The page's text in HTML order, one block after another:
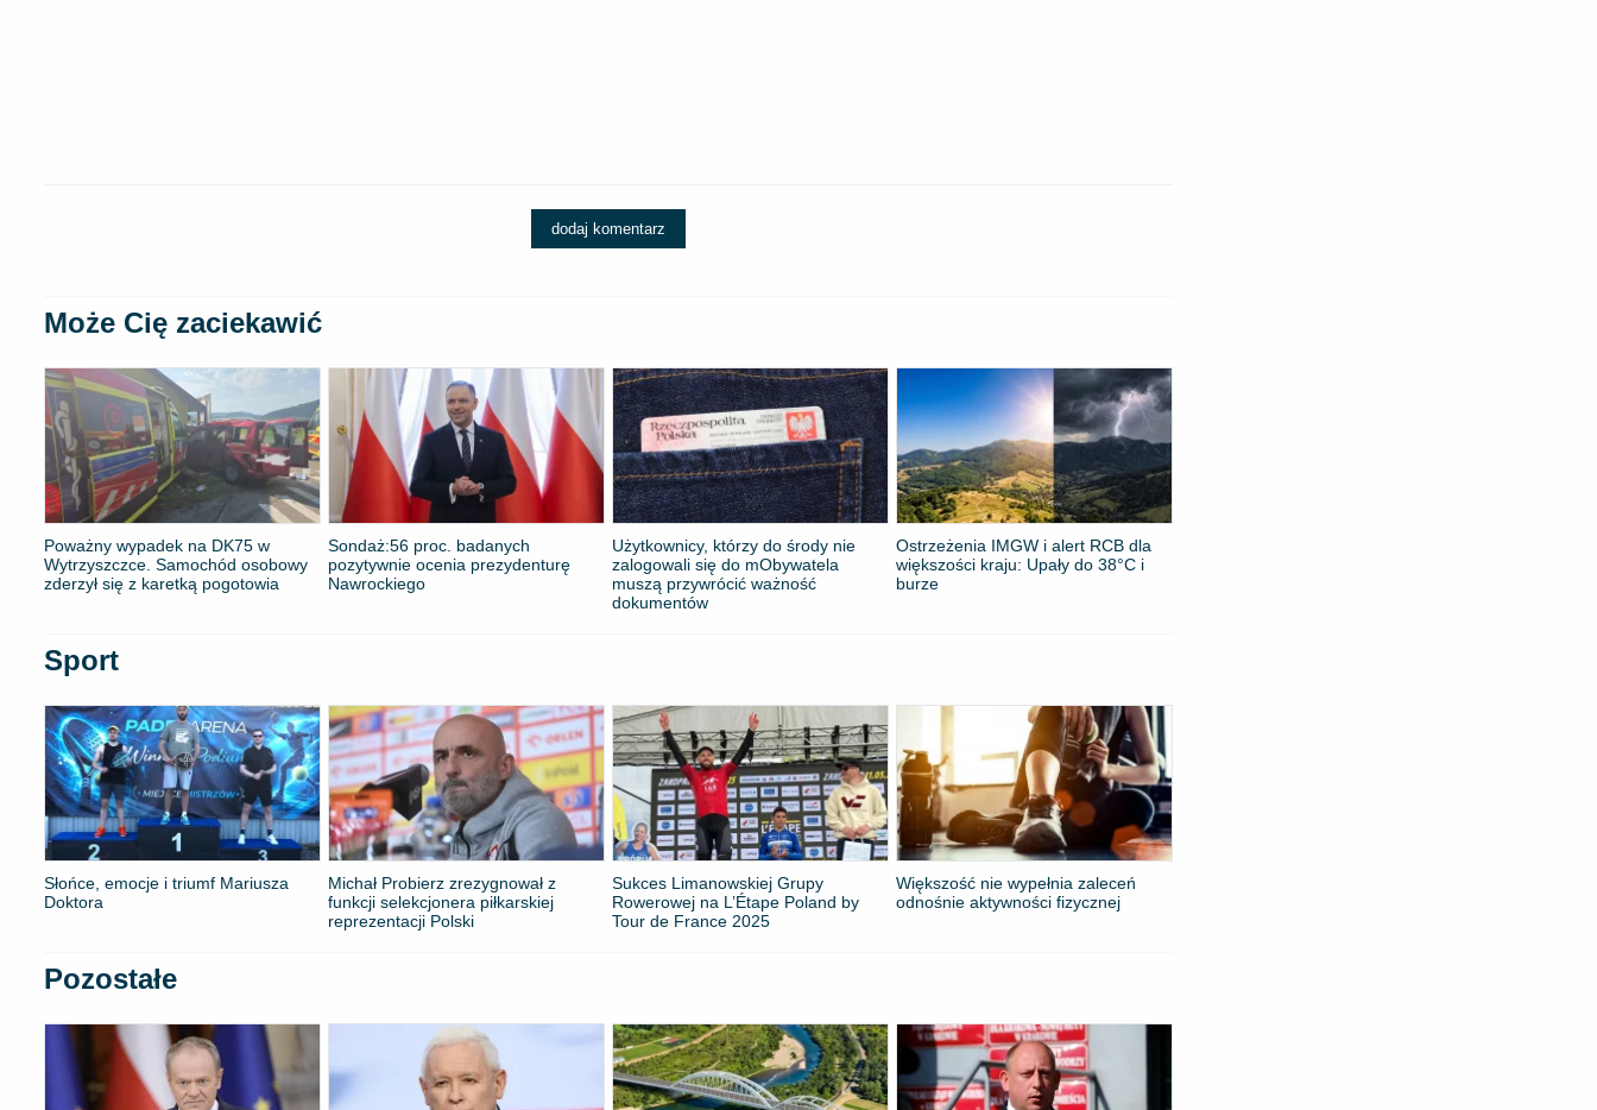
dodaj komentarz
Może Cię zaciekawić
Poważny wypadek na DK75 w
Wytrzyszczce. Samochód osobowy
zderzył się z karetką pogotowia
​Sondaż:56 proc. badanych
pozytywnie ocenia prezydenturę
Nawrockiego
Użytkownicy, którzy do środy nie
zalogowali się do mObywatela
muszą przywrócić ważność
dokumentów
Ostrzeżenia IMGW i alert RCB dla
większości kraju: Upały do 38°C i
burze
Sport
Słońce, emocje i triumf Mariusza
Doktora
Michał Probierz zrezygnował z
funkcji selekcjonera piłkarskiej
reprezentacji Polski
Sukces Limanowskiej Grupy
Rowerowej na L’Étape Poland by
Tour de France 2025
Większość nie wypełnia zaleceń
odnośnie aktywności fizycznej
Pozostałe